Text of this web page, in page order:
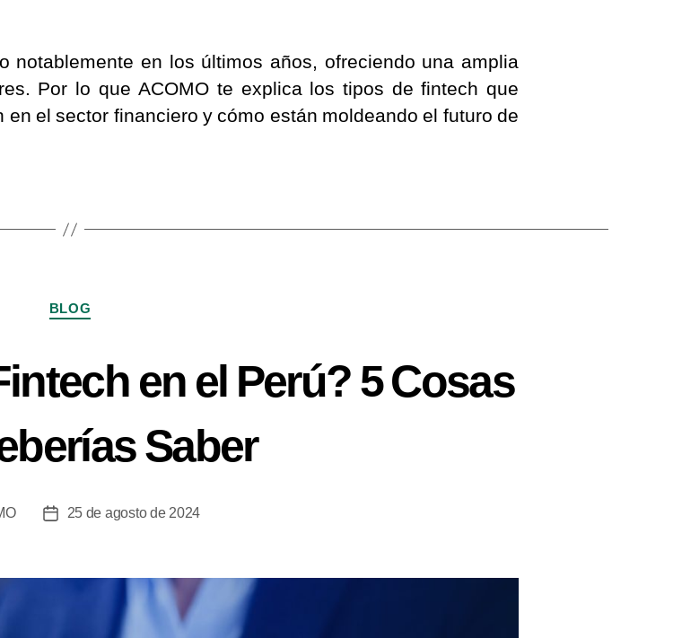
notablemente en los últimos años, ofreciendo una amplia
Por lo que ACOMO te explica los tipos de fintech que
el sector financiero y cómo están moldeando el futuro de
BLOG
en el Perú? 5 Cosas
Saber
25 de agosto de 2024